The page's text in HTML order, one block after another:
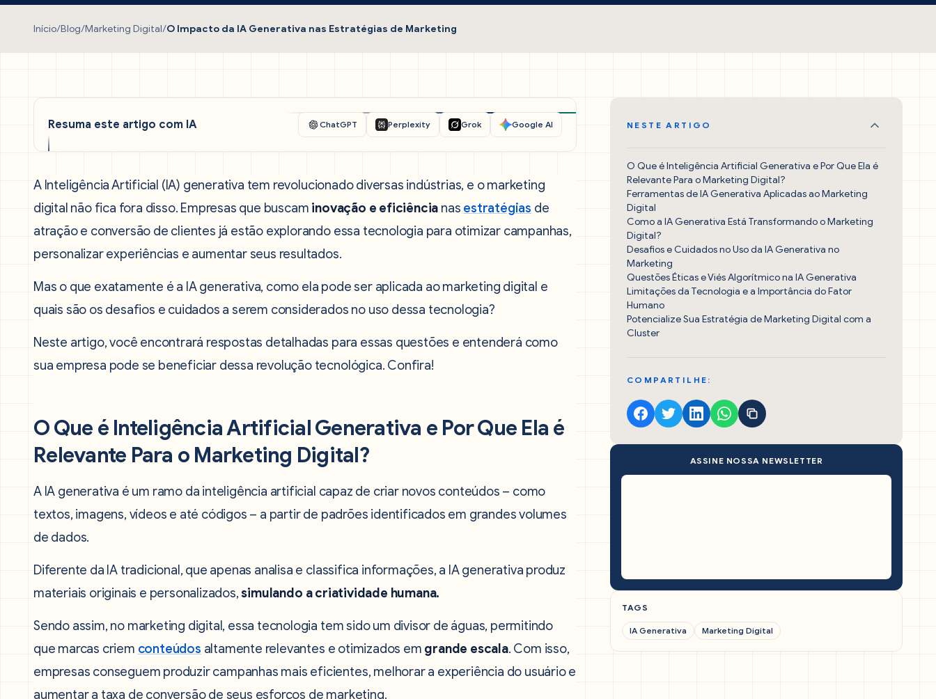
Início/Blog/Marketing Digital/O Impacto da IA Generativa nas Estratégias de Marketing
Resuma este artigo com IA ChatGPT Perplexity Grok Google AI
A Inteligência Artificial (IA) generativa tem revolucionado diversas indústrias, e o marketing
digital não fica fora disso. Empresas que buscam inovação e eficiência nas estratégias de
atração e conversão de clientes já estão explorando essa tecnologia para otimizar campanhas,
personalizar experiências e aumentar seus resultados.
Mas o que exatamente é a IA generativa, como ela pode ser aplicada ao marketing digital e
quais são os desafios e cuidados a serem considerados no uso dessa tecnologia?
Neste artigo, você encontrará respostas detalhadas para essas questões e entenderá como
sua empresa pode se beneficiar dessa revolução tecnológica. Confira!
O Que é Inteligência Artificial Generativa e Por Que Ela é
Relevante Para o Marketing Digital?
A IA generativa é um ramo da inteligência artificial capaz de criar novos conteúdos – como
textos, imagens, vídeos e até códigos – a partir de padrões identificados em grandes volumes
de dados.
Diferente da IA tradicional, que apenas analisa e classifica informações, a IA generativa produz
materiais originais e personalizados,simulando a criatividade humana.
Sendo assim, no marketing digital, essa tecnologia tem sido um divisor de águas, permitindo
que marcas criem conteúdos altamente relevantes e otimizados em grande escala. Com isso,
empresas conseguem produzir campanhas mais eficientes, melhorar a experiência do usuário e
aumentar a taxa de conversão de seus esforços de marketing.
NESTE ARTIGO
O Que é Inteligência Artificial Generativa e Por Que Ela é
Relevante Para o Marketing Digital?
Ferramentas de IA Generativa Aplicadas ao Marketing
Digital
Como a IA Generativa Está Transformando o Marketing
Digital?
Desafios e Cuidados no Uso da IA Generativa no
Marketing
Questões Éticas e Viés Algorítmico na IA Generativa
Limitações da Tecnologia e a Importância do Fator
Humano
Potencialize Sua Estratégia de Marketing Digital com a
Cluster
COMPARTILHE:
ASSINE NOSSA NEWSLETTER
TAGS
IA Generativa Marketing Digital